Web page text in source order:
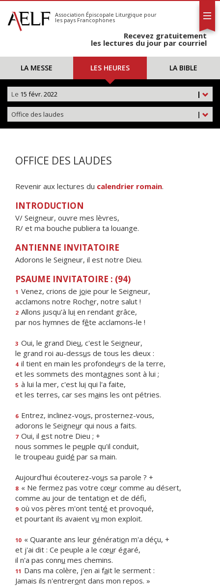
S'abonner
Calendrier
Association Épiscopale Liturgique pour
les pays Francophones
Recevez gratuitement
les lectures du jour par courriel
LA MESSE LES HEURES LA BIBLE
|
Le 15 févr. 2022
|
Office des laudes
OFFICE DES LAUDES
Revenir aux lectures du calendrier romain.
INTRODUCTION
V/ Seigneur, ouvre mes lèvres,
R/ et ma bouche publiera ta louange.
ANTIENNE INVITATOIRE
Adorons le Seigneur, il est notre Dieu.
PSAUME INVITATOIRE : (94)
1 Venez, crions de joie pour le Seigneur,
acclamons notre Rocher, notre salut !
2 Allons jusqu'à lui en rendant grâce,
par nos hymnes de fête acclamons-le !
3 Oui, le grand Dieu, c'est le Seigneur,
le grand roi au-dessus de tous les dieux :
4 il tient en main les profondeurs de la terre,
et les sommets des montagnes sont à lui ;
5 à lui la mer, c'est lui qui l'a faite,
et les terres, car ses mains les ont pétries.
6 Entrez, inclinez-vous, prosternez-vous,
adorons le Seigneur qui nous a faits.
7 Oui, il est notre Dieu ; +
nous sommes le peuple qu'il conduit,
le troupeau guidé par sa main.
Aujourd'hui écouterez-vous sa parole ? +
8 « Ne fermez pas votre cœur comme au désert,
comme au jour de tentation et de défi,
9 où vos pères m'ont tenté et provoqué,
et pourtant ils avaient vu mon exploit.
10 « Quarante ans leur génération m'a déçu, +
et j'ai dit : Ce peuple a le cœur égaré,
il n'a pas connu mes chemins.
11 Dans ma colère, j'en ai fait le serment :
Jamais ils n'entreront dans mon repos. »